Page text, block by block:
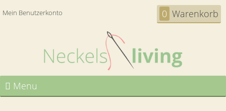
Mein Benutzerkonto 0 Warenkorb
Menu